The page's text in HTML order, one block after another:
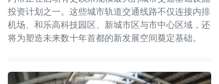
投资计划之一。这些城市轨道交通线路不仅连接内排
机场、和乐高科技园区、新城市区与市中心区域，还
将为塑造未来数十年首都的新发展空间奠定基础。